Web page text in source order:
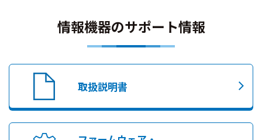
情報機器のサポート情報
取扱説明書